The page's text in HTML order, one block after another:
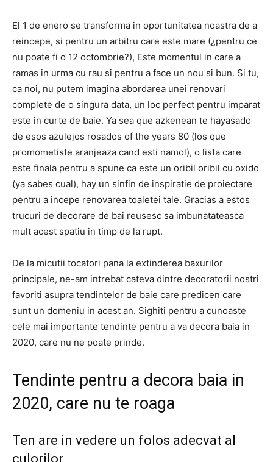
El 1 de enero se transforma in oportunitatea noastra de a
reincepe, si pentru un arbitru care este mare (¿pentru ce
nu poate fi o 12 octombrie?), Este momentul in care a
ramas in urma cu rau si pentru a face un nou si bun. Si tu,
ca noi, nu putem imagina abordarea unei renovari
complete de o singura data, un loc perfect pentru imparat
este in curte de baie. Ya sea que azkenean te hayasado
de esos azulejos rosados ​​of the years 80 (los que
promometiste aranjeaza cand esti namol), o lista care
este finala pentru a spune ca este un oribil oribil cu oxido
(ya sabes cual), hay un sinfin de inspiratie de proiectare
pentru a incepe renovarea toaletei tale. Gracias a estos
trucuri de decorare de bai reusesc sa imbunatateasca
mult acest spatiu in timp de la rupt.
De la micutii tocatori pana la extinderea baxurilor
principale, ne-am intrebat cateva dintre decoratorii nostri
favoriti asupra tendintelor de baie care predicen care
sunt un domeniu in acest an. Sighiti pentru a cunoaste
cele mai importante tendinte pentru a va decora baia in
2020, care nu ne poate prinde.
Tendinte pentru a decora baia in
2020, care nu te roaga
Ten are in vedere un folos adecvat al
culorilor